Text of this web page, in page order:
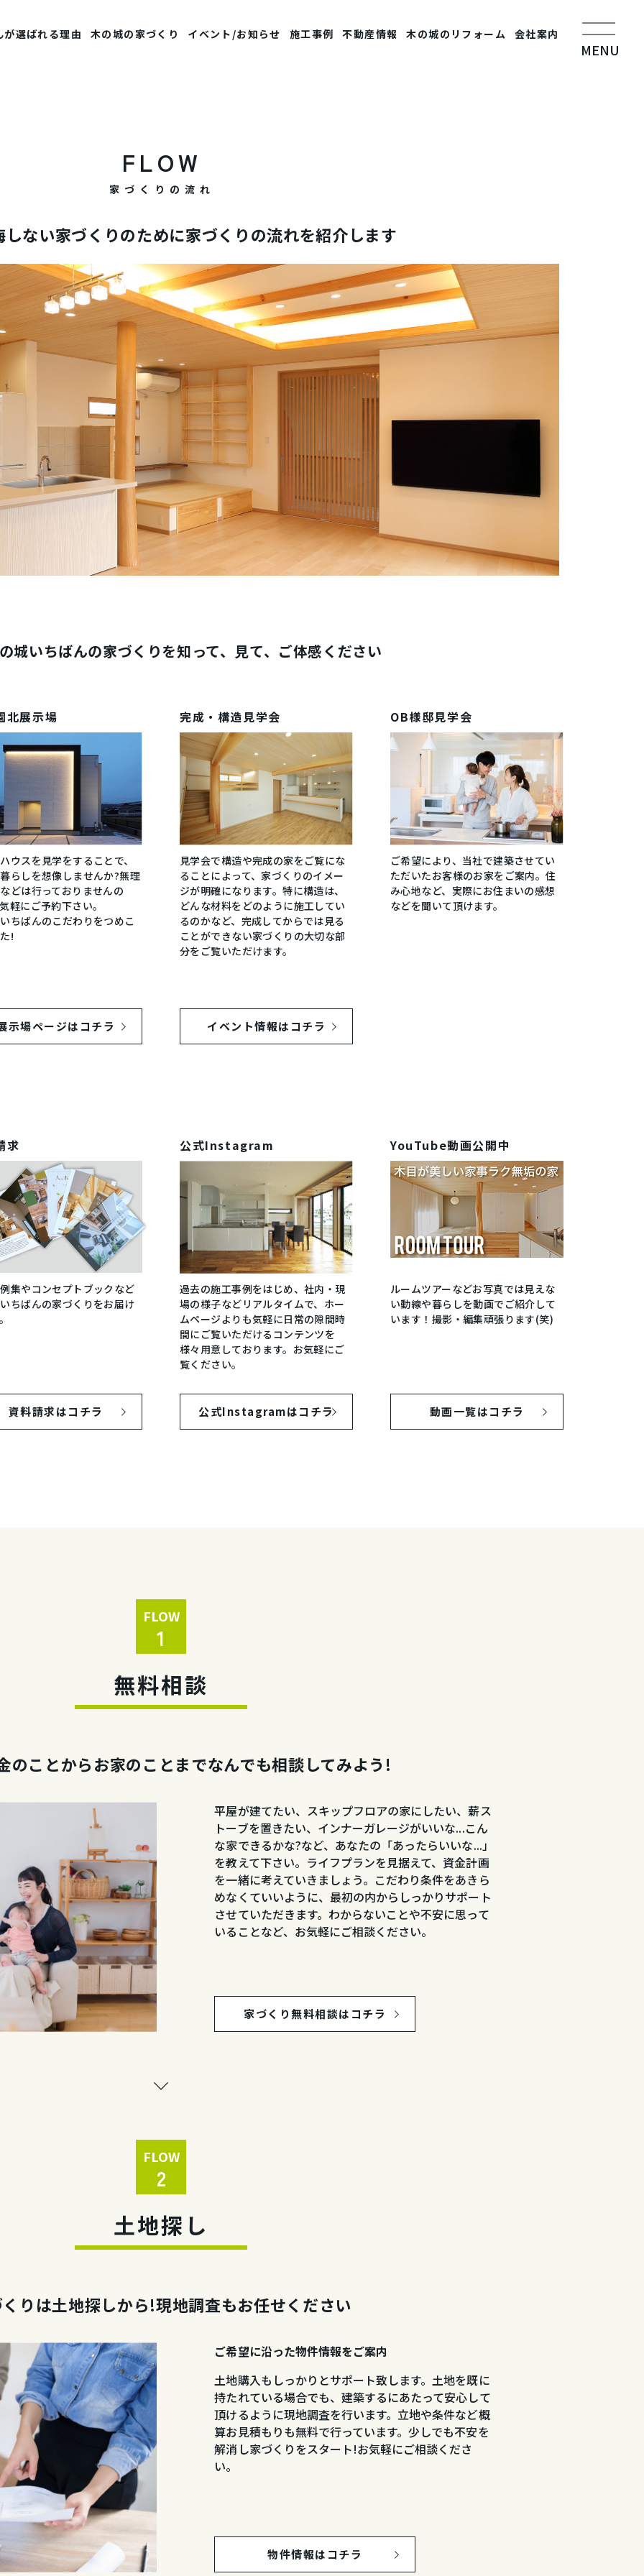
選ばれる理由 木の城の家づくり イベント/お知らせ 施工事例 不動産情報 木の城のリフォーム 会社案内
MENU
FLOW
家づくりの流れ
ない家づくりのために家づくりの流れを紹介します
城いちばんの家づくりを知って、見て、ご体感ください
北展示場
ウスを見学をすることで、
らしを想像しませんか?無理
どは行っておりませんの
軽にご予約下さい。
ちばんのこだわりをつめこ
!
示場ページは コチラ
完成・構造見学会
見学会で構造や完成の家をご覧にな
ることによって、家づくりのイメー
ジが明確になります。特に構造は、
どんな材料をどのように施工してい
るのかなど、完成してからでは見る
ことができない家づくりの大切な部
分をご覧いただけます。
イベント情報は コチラ
OB様邸見学会
ご希望により、当社で建築させてい
ただいたお客様のお家をご案内。住
み心地など、実際にお住まいの感想
などを聞いて頂けます。
求
集やコンセプトブックなど
ちばんの家づくりをお届け
資料請求はコチラ
公式Instagram
過去の施工事例をはじめ、社内・現
場の様子などリアルタイムで、ホー
ムページよりも気軽に日常の隙間時
間にご覧いただけるコンテンツを
様々用意しております。お気軽にご
覧ください。
公式Instagramはコチラ
YouTube動画公開中
ルームツアーなどお写真では見えな
い動線や暮らしを動画でご紹介して
います！撮影・編集頑張ります(笑)
動画一覧はコチラ
FLOW
1
無料相談
のことからお家のことまでなんでも相談してみよう!
平屋が建てたい、スキップフロアの家にしたい、薪ス
トーブを置きたい、インナーガレージがいいな...こん
な家できるかな?など、あなたの「あったらいいな...」
を教えて下さい。ライフプランを見据えて、資金計画
を一緒に考えていきましょう。こだわり条件をあきら
めなくていいように、最初の内からしっかりサポート
させていただきます。わからないことや不安に思って
いることなど、お気軽にご相談ください。
家づくり無料相談はコチラ
FLOW
2
土地探し
りは土地探しから!現地調査もお任せください
ご希望に沿った物件情報をご案内
土地購入もしっかりとサポート致します。土地を既に
持たれている場合でも、建築するにあたって安心して
頂けるように現地調査を行います。立地や条件など概
算お見積もりも無料で行っています。少しでも不安を
解消し家づくりをスタート!お気軽にご相談くださ
い。
物件情報はコチラ